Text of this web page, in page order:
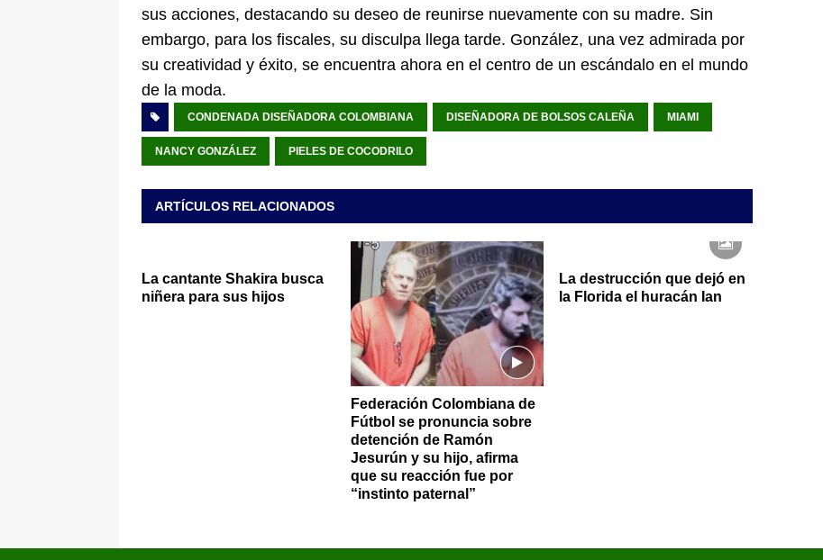
sus acciones, destacando su deseo de reunirse nuevamente con su madre. Sin
embargo, para los fiscales, su disculpa llega tarde. González, una vez admirada por
su creatividad y éxito, se encuentra ahora en el centro de un escándalo en el mundo
de la moda.
CONDENADA DISEÑADORA COLOMBIANA DISEÑADORA DE BOLSOS CALEÑA MIAMI
NANCY GONZÁLEZ PIELES DE COCODRILO
ARTÍCULOS RELACIONADOS
La cantante Shakira busca
niñera para sus hijos
Federación Colombiana de
Fútbol se pronuncia sobre
detención de Ramón
Jesurún y su hijo, afirma
que su reacción fue por
“instinto paternal”
La destrucción que dejó en
la Florida el huracán Ian